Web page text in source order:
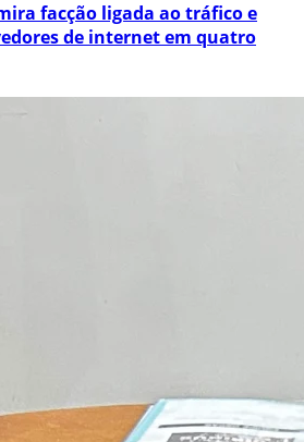
facção ligada ao tráfico e
de internet em quatro